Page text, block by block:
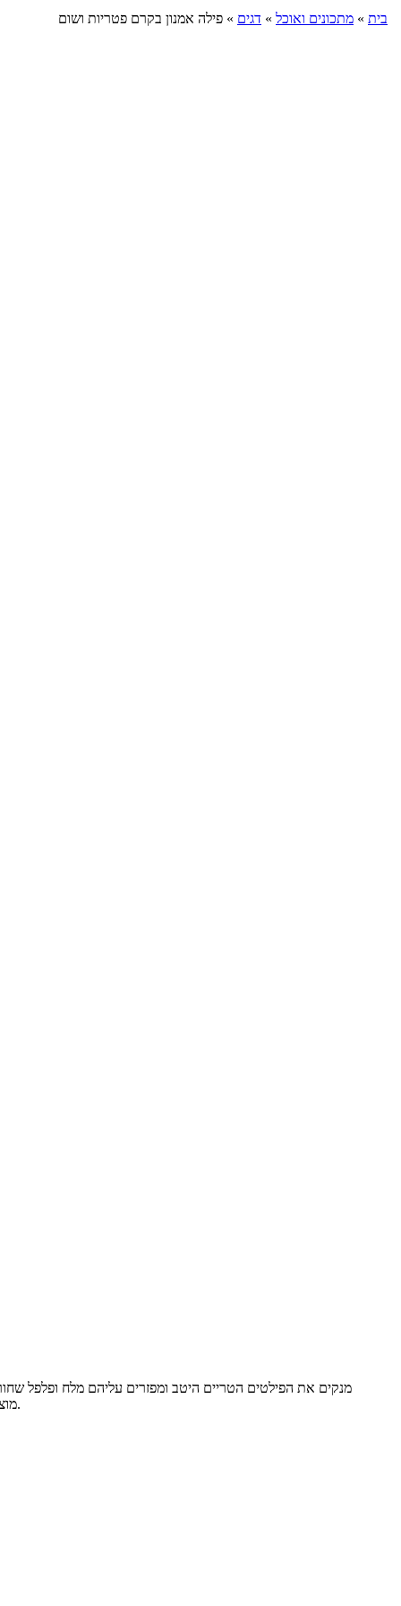
בית » מתכונים ואוכל » דגים » פילה אמנון בקרם פטריות ושום
מוציאים ומנקים מקשקשים ושאר מרעין בישין. את הפעולה הזאת מבצעים רק אם הדג קפוא. במידה והדג טרי אין צורך כלל בפעולת ההשריה הזאת.